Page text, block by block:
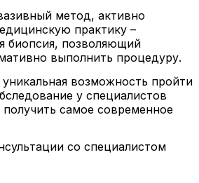
метод, активно
практику –
биопсия, позволяющий
выполнить процедуру.
возможность пройти
у специалистов
самое современное
со специалистом